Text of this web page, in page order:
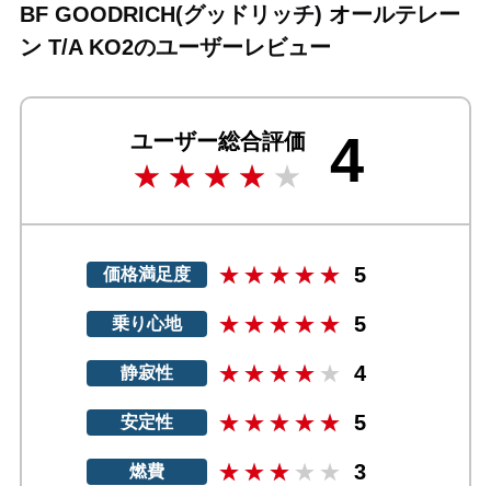
BF GOODRICH(グッドリッチ) オールテレー
ン T/A KO2のユーザーレビュー
ユーザー総合評価 4
価格満足度 5
乗り心地 5
静寂性 4
安定性 5
燃費 3